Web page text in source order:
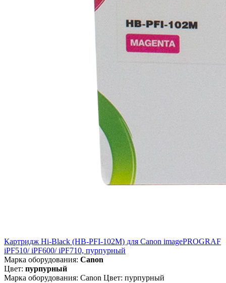
Картридж Hi-Black (HB-PFI-102M) для Canon imagePROGRAF
iPF510/ iPF600/ iPF710, пурпурный
Марка оборудования: Canon
Цвет: пурпурный
Марка оборудования: Canon Цвет: пурпурный